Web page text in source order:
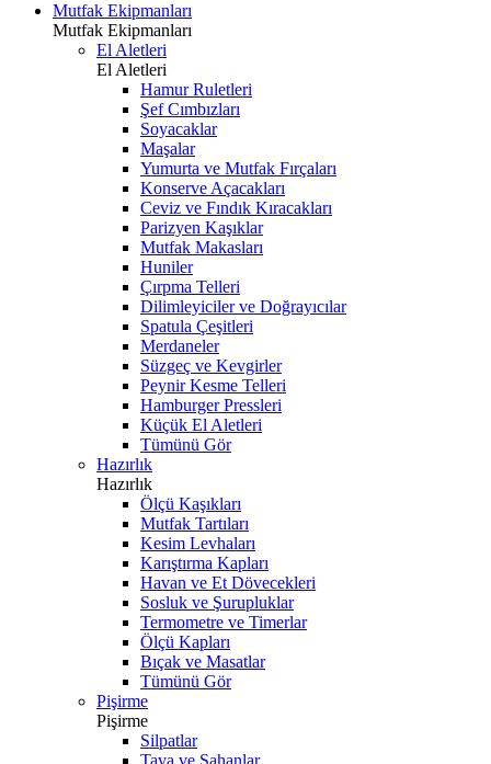
Mutfak Ekipmanları
Mutfak Ekipmanları
El Aletleri
El Aletleri
Hamur Ruletleri
Şef Cımbızları
Soyacaklar
Maşalar
Yumurta ve Mutfak Fırçaları
Konserve Açacakları
Ceviz ve Fındık Kıracakları
Parizyen Kaşıklar
Mutfak Makasları
Huniler
Çırpma Telleri
Dilimleyiciler ve Doğrayıcılar
Spatula Çeşitleri
Merdaneler
Süzgeç ve Kevgirler
Peynir Kesme Telleri
Hamburger Pressleri
Küçük El Aletleri
Tümünü Gör
Hazırlık
Hazırlık
Ölçü Kaşıkları
Mutfak Tartıları
Kesim Levhaları
Karıştırma Kapları
Havan ve Et Dövecekleri
Sosluk ve Şurupluklar
Termometre ve Timerlar
Ölçü Kapları
Bıçak ve Masatlar
Tümünü Gör
Pişirme
Pişirme
Silpatlar
Tava ve Sahanlar